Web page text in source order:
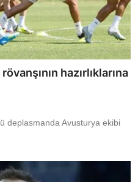
hazırlıklarına
deplasmanda Avusturya ekibi